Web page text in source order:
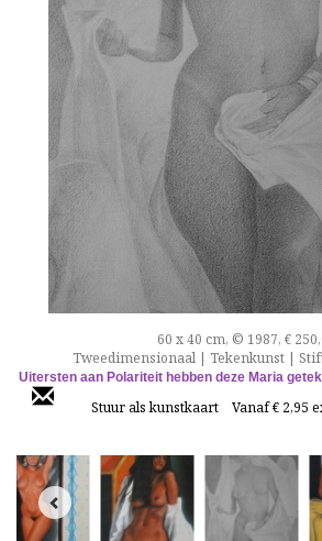
60 x 40 cm, © 1987, €
Tweedimensionaal | Tekenkunst |
Uitersten aan Polariteit hebben deze Maria
Stuur als kunstkaart Vanaf € 2,95